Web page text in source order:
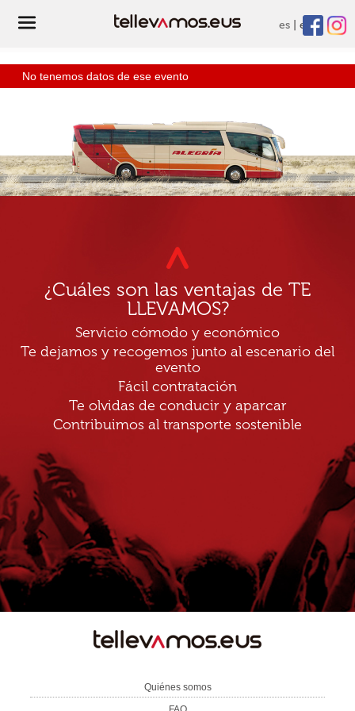
es eu
No tenemos datos de ese evento
¿Cuáles son las ventajas de TE
LLEVAMOS?
Servicio cómodo y económico
Te dejamos y recogemos junto al escenario del
evento
Fácil contratación
Te olvidas de conducir y aparcar
Contribuimos al transporte sostenible
Quiénes somos